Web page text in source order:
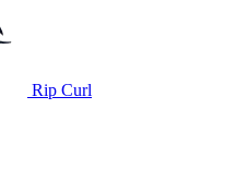
Rip Curl